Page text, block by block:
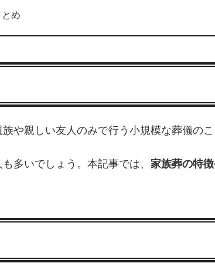
とめ
や親しい友人のみで行う小規模な葬儀の
多いでしょう。本記事では、 家族葬の特